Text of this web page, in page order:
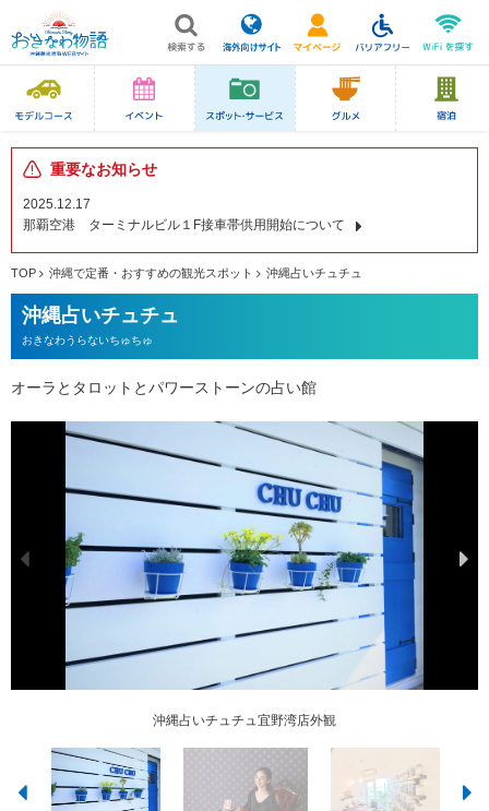
重要なお知らせ
2025.12.17
那覇空港 ターミナルビル１F接車帯供用開始について
TOP 沖縄で定番・おすすめの観光スポット 沖縄占いチュチュ
沖縄占いチュチュ
おきなわうらないちゅちゅ
オーラとタロットとパワーストーンの占い館
沖縄占いチュチュ宜野湾店外観
沖縄占いチュチュうるま店 タロット占い師レノン
沖縄占いチュチュうるま店内装
沖縄占いチュチュ宜野湾店 オーラ占い師ラッキ